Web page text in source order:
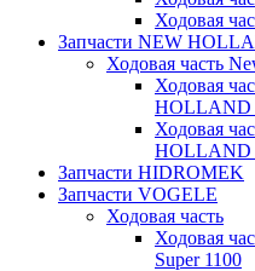
Ходовая
Запчасти NEW
Ходовая часть
Ходовая
HOLLAND
Ходовая
HOLLAND
Запчасти HIDROMEK
Запчасти VOGELE
Ходовая часть
Ходовая
Super 1100